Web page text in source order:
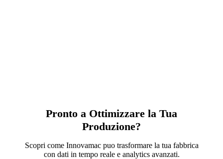
Pronto a Ottimizzare la Tua
Produzione?
Scopri come Innovamac puo trasformare la tua fabbrica
con dati in tempo reale e analytics avanzati.